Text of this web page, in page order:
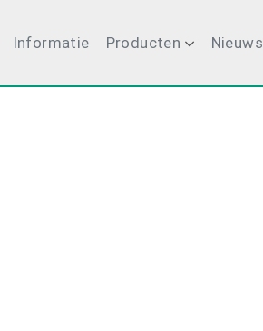
Informatie Producten Nieuws